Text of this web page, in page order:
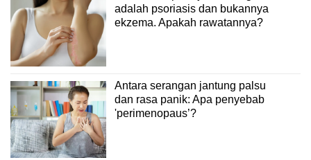
sebarang kemurungan yang mendasari,”
katanya. Dalam hal begini, pesakit digalakkan
untuk mengongsi isu-isu mereka dengan
kaunselor dalam menentukan sebarang
mutu tidur mereka.
"Jika semua itu tidak berfungsi dengan baik,
kami akan mempertimbangkan penggunaan
magnesium atau melatonin. Dan jika ia masih
adalah psoriasis dan bukannya
ekzema. Apakah rawatannya?
Antara serangan jantung palsu
dan rasa panik: Apa penyebab
'perimenopaus’?